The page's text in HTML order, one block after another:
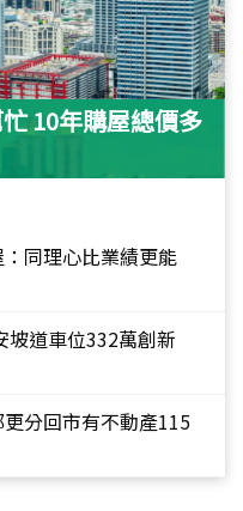
10年購屋總價多
同理心比業績更能
坡道車位332萬創新
分回市有不動產115